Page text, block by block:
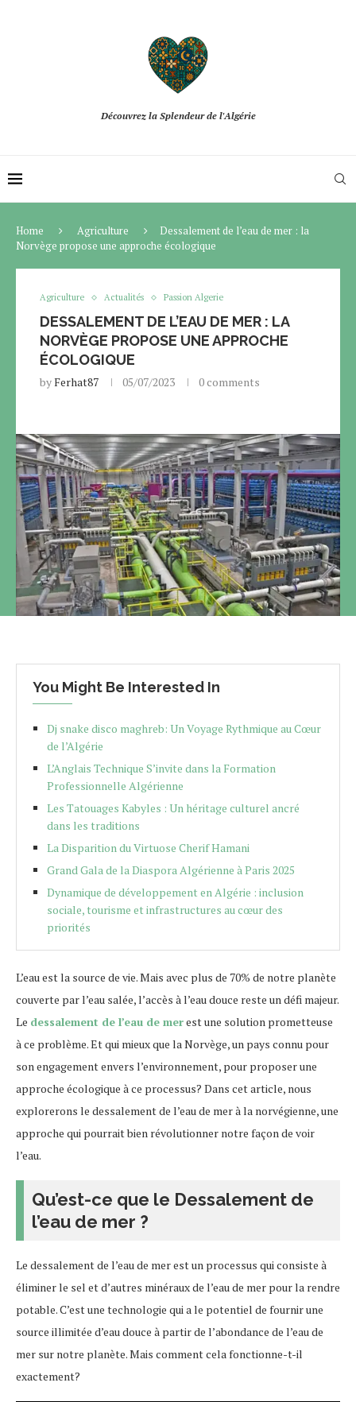
Découvrez la Splendeur de l'Algérie
Home Agriculture
Dessalement de l’eau de mer : la
Norvège propose une approche écologique
Agriculture Actualités Passion Algerie
DESSALEMENT DE L’EAU DE MER : LA
NORVÈGE PROPOSE UNE APPROCHE
ÉCOLOGIQUE
byFerhat87 05/07/2023 0 comments
You Might Be Interested In
Dj snake disco maghreb: Un Voyage Rythmique au Cœur
de l’Algérie
L’Anglais Technique S’invite dans la Formation
Professionnelle Algérienne
Les Tatouages Kabyles : Un héritage culturel ancré
dans les traditions
La Disparition du Virtuose Cherif Hamani
Grand Gala de la Diaspora Algérienne à Paris 2025
Dynamique de développement en Algérie : inclusion
sociale, tourisme et infrastructures au cœur des
priorités
L’eau est la source de vie. Mais avec plus de 70% de notre planète
couverte par l’eau salée, l’accès à l’eau douce reste un défi majeur.
Le dessalement de l’eau de merest une solution prometteuse
à ce problème. Et qui mieux que la Norvège, un pays connu pour
son engagement envers l’environnement, pour proposer une
approche écologique à ce processus? Dans cet article, nous
explorerons le dessalement de l’eau de mer à la norvégienne, une
approche qui pourrait bien révolutionner notre façon de voir
l’eau.
Qu’est-ce que le Dessalement de
l’eau de mer ?
Le dessalement de l’eau de mer est un processus qui consiste à
éliminer le sel et d’autres minéraux de l’eau de mer pour la rendre
potable. C’est une technologie qui a le potentiel de fournir une
source illimitée d’eau douce à partir de l’abondance de l’eau de
mer sur notre planète. Mais comment cela fonctionne-t-il
exactement?